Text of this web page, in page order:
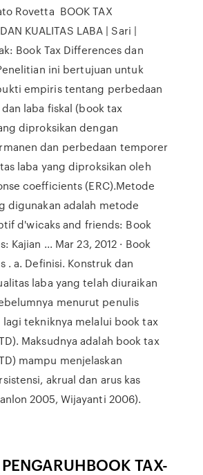
Rovetta BOOK TAX
KUALITAS LABA | Sari |
Book Tax Differences dan
ini bertujuan untuk
empiris tentang perbedaan
laba fiskal (book tax
diproksikan dengan
dan perbedaan temporer
laba yang diproksikan oleh
coefficients (ERC).Metode
digunakan adalah metode
d'wicaks and friends: Book
Kajian ... Mar 23, 2012 · Book
. a. Definisi. Konstruk dan
laba yang telah diuraikan
menurut penulis
tekniknya melalui book tax
Maksudnya adalah book tax
mampu menjelaskan
akrual dan arus kas
2005, Wijayanti 2006).
TAX-